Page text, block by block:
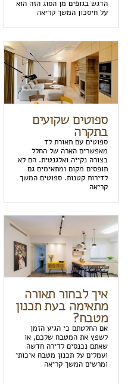
הדגש בגופים מן הסוג הזה הוא
על חיסכון המשך קריאה
ספוטים שקועים
בתקרה
ספוטים עם תאורת לד
מאפשרים הארה של החלל
בצורה נקייה ואלגנטית. הם לא
תופסים מקום ומתאימים גם
לדירות קטנות. ספוטים המשך
קריאה
איך לבחור תאורה
מתאימה בעת תכנון
מטבח?
אם החלטתם כי הגיע הזמן
לשפץ את המטבח שלכם, או
שאתם נכנסים לדירה חדשה
ועמלים על תכנון מטבח איכותי
ומרשים המשך קריאה